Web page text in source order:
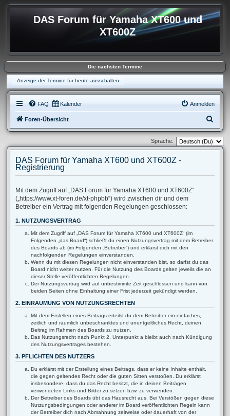
DAS Forum für Yamaha XT600 und
XT600Z
Die nächsten Termine
Anzeige der Termine für heute ausschalten
FAQ Kalender Anmelden
Foren-Übersicht
u
c
Sprache:
DAS Forum für Yamaha XT600 und XT600Z -
Registrierung
Mit dem Zugriff auf „DAS Forum für Yamaha XT600 und XT600Z“
(„https://www.xt-foren.de/xt-phpbb“) wird zwischen dir und dem
Betreiber ein Vertrag mit folgenden Regelungen geschlossen:
1. NUTZUNGSVERTRAG
Mit dem Zugriff auf „DAS Forum für Yamaha XT600 und XT600Z“ (im
Folgenden „das Board“) schließt du einen Nutzungsvertrag mit dem Betreiber
des Boards ab (im Folgenden „Betreiber“) und erklärst dich mit den
nachfolgenden Regelungen einverstanden.
Wenn du mit diesen Regelungen nicht einverstanden bist, so darfst du das
Board nicht weiter nutzen. Für die Nutzung des Boards gelten jeweils die an
dieser Stelle veröffentlichten Regelungen.
Der Nutzungsvertrag wird auf unbestimmte Zeit geschlossen und kann von
beiden Seiten ohne Einhaltung einer Frist jederzeit gekündigt werden.
2. EINRÄUMUNG VON NUTZUNGSRECHTEN
Mit dem Erstellen eines Beitrags erteilst du dem Betreiber ein einfaches,
zeitlich und räumlich unbeschränktes und unentgeltliches Recht, deinen
Beitrag im Rahmen des Boards zu nutzen.
Das Nutzungsrecht nach Punkt 2, Unterpunkt a bleibt auch nach Kündigung
des Nutzungsvertrages bestehen.
3. PFLICHTEN DES NUTZERS
Du erklärst mit der Erstellung eines Beitrags, dass er keine Inhalte enthält,
die gegen geltendes Recht oder die guten Sitten verstoßen. Du erklärst
insbesondere, dass du das Recht besitzt, die in deinen Beiträgen
verwendeten Links und Bilder zu setzen bzw. zu verwenden.
Der Betreiber des Boards übt das Hausrecht aus. Bei Verstößen gegen diese
Nutzungsbedingungen oder anderer im Board veröffentlichten Regeln kann
der Betreiber dich nach Abmahnung zeitweise oder dauerhaft von der